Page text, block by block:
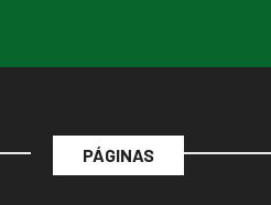
PÁGINAS